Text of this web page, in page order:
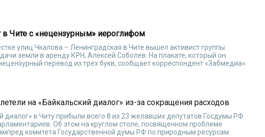
Чите с «нецензурным» иероглифом
улиц Чкалова – Ленинградская в Чите вышел активист группы
земли в аренду КРН, Алексей Соболев. На плакате, который он
перевод из трех букв, сообщает корреспондент «Забмедиа».
на «Байкальский диалог» из-за сокращения расходов
в Читу прибыли всего 8 из 23 желавших депутатов Госдумы РФ
Об этом на круглом столе, посвященном проблеме
комитета Государственной думы РФ по природным ресурсам